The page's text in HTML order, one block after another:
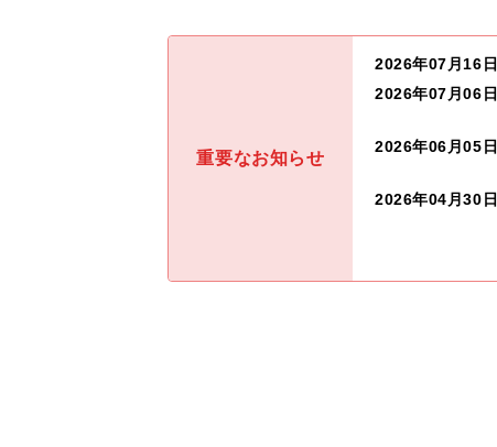
重要なお知らせ
2026年07月16日
2026年07月06日
2026年06月05日
2026年04月30日